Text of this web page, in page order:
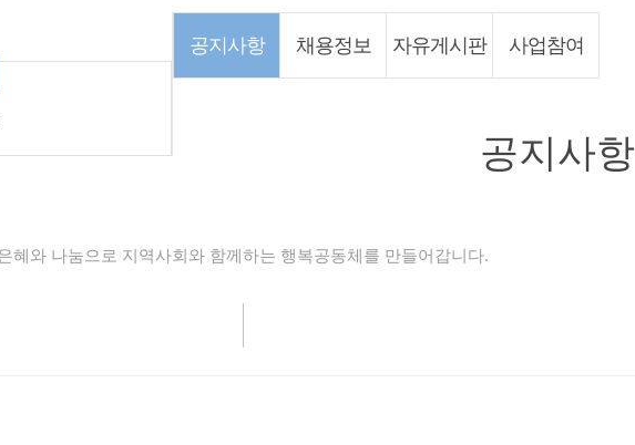
공지사항 채용정보 자유게시판 사업참여
공지사항
혜와 나눔으로 지역사회와 함께하는 행복공동체를 만들어갑니다.